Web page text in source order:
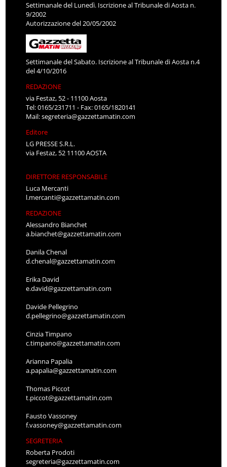
Settimanale del Lunedì. Iscrizione al Tribunale di Aosta n.
9/2002
Autorizzazione del 20/05/2002
Settimanale del Sabato. Iscrizione al Tribunale di Aosta n.4
del 4/10/2016
REDAZIONE
via Festaz, 52 - 11100 Aosta
Tel: 0165/231711 - Fax: 0165/1820141
Mail:segreteria@gazzettamatin.com
Editore
LG PRESSE S.R.L.
via Festaz, 52 11100 AOSTA
DIRETTORE RESPONSABILE
Luca Mercanti
l.mercanti@gazzettamatin.com
REDAZIONE
Alessandro Bianchet
a.bianchet@gazzettamatin.com
Danila Chenal
d.chenal@gazzettamatin.com
Erika David
e.david@gazzettamatin.com
Davide Pellegrino
d.pellegrino@gazzettamatin.com
Cinzia Timpano
c.timpano@gazzettamatin.com
Arianna Papalia
a.papalia@gazzettamatin.com
Thomas Piccot
t.piccot@gazzettamatin.com
Fausto Vassoney
f.vassoney@gazzettamatin.com
SEGRETERIA
Roberta Prodoti
segreteria@gazzettamatin.com